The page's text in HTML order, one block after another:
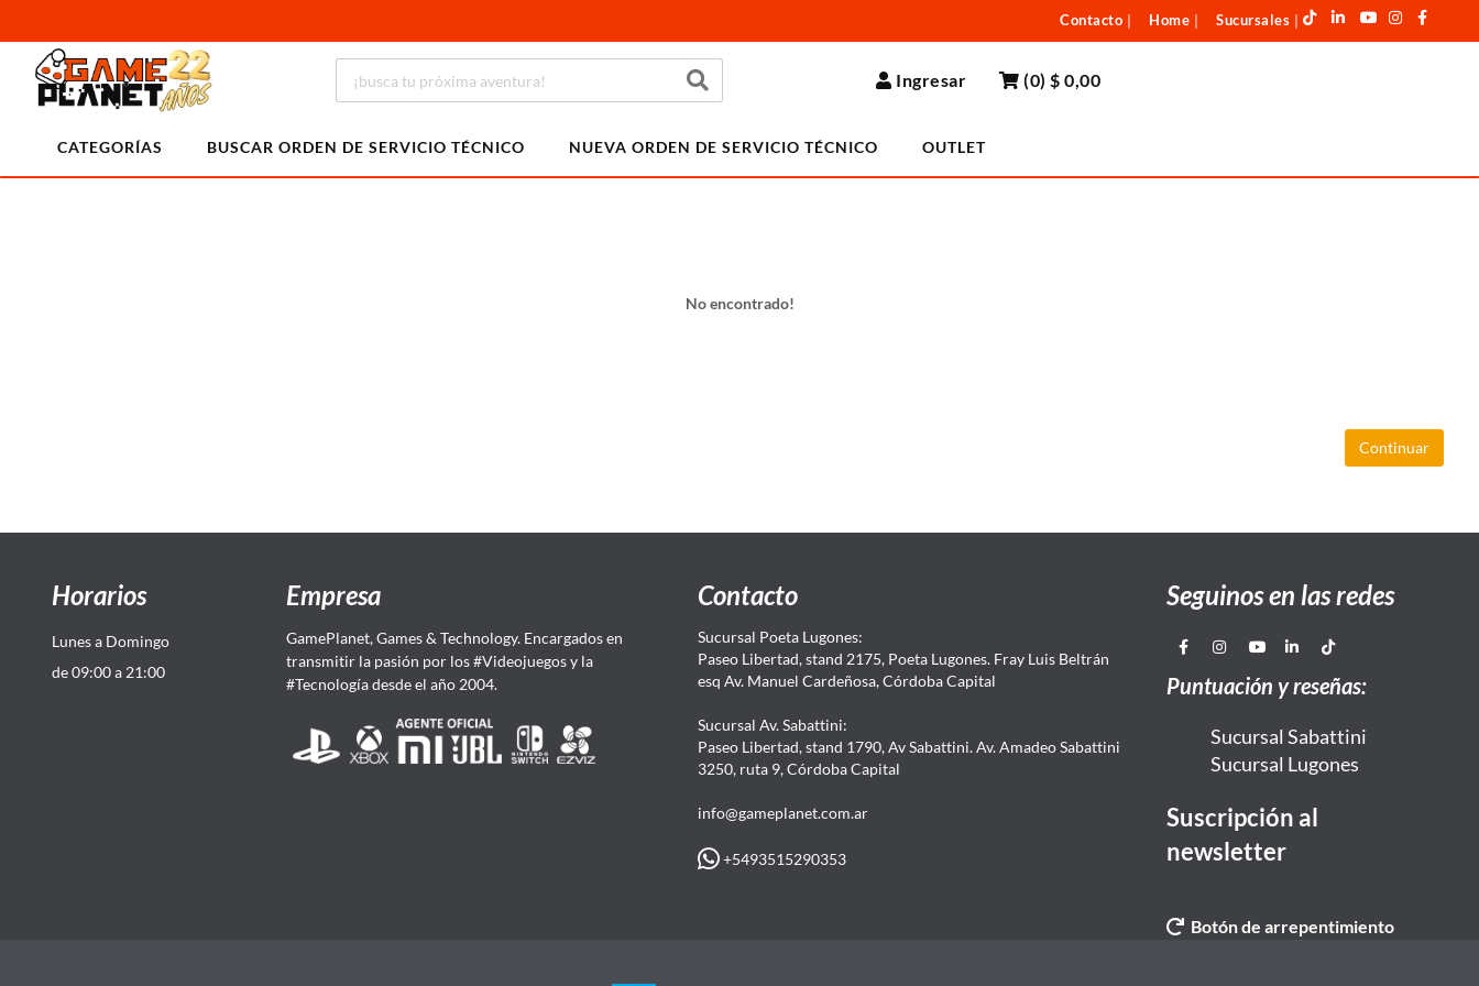
Contacto Home Sucursales
Ingresar (0)$ 0,00
CATEGORÍAS BUSCAR ORDEN DE SERVICIO TÉCNICO NUEVA ORDEN DE SERVICIO TÉCNICO OUTLET
No encontrado!
Continuar
Horarios
Lunes a Domingo
de 09:00 a 21:00
Empresa
GamePlanet, Games & Technology. Encargados en
transmitir la pasión por los #Videojuegos y la
#Tecnología desde el año 2004.
Contacto
Sucursal Poeta Lugones:
Paseo Libertad, stand 2175, Poeta Lugones. Fray Luis Beltrán
esq Av. Manuel Cardeñosa, Córdoba Capital
Sucursal Av. Sabattini:
Paseo Libertad, stand 1790, Av Sabattini. Av. Amadeo Sabattini
3250, ruta 9, Córdoba Capital
info@gameplanet.com.ar
+5493515290353
Seguinos en las redes
Puntuación y reseñas:
Sucursal Sabattini
Sucursal Lugones
Suscripción al
newsletter
Botón de arrepentimiento